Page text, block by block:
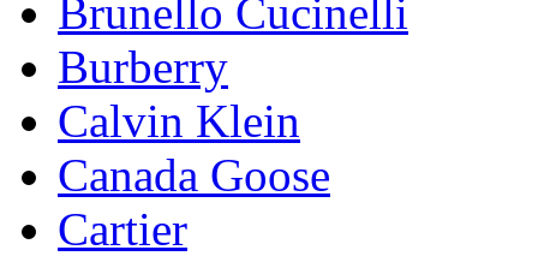
Brunello Cucinelli
Burberry
Calvin Klein
Canada Goose
Cartier